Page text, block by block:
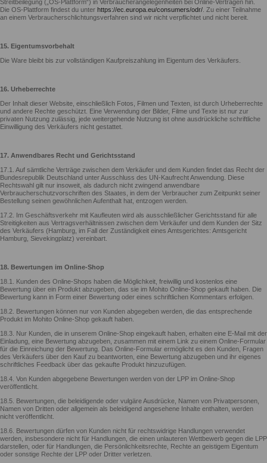
Streitbeilegung („OS-Plattform“) in Verbraucherangelegenheiten bei Online-Verträgen hin.
Die OS-Plattform findest du unter https://ec.europa.eu/consumers/odr/ . Zu einer Teilnahme
an einem Verbraucherschlichtungsverfahren sind wir nicht verpflichtet und nicht bereit.
15. Eigentumsvorbehalt
Die Ware bleibt bis zur vollständigen Kaufpreiszahlung im Eigentum des Verkäufers.
16. Urheberrechte
Der Inhalt dieser Website, einschließlich Fotos, Filmen und Texten, ist durch Urheberrechte
und andere Rechte geschützt. Eine Verwendung der Bilder, Filme und Texte ist nur zur
privaten Nutzung zulässig, jede weitergehende Nutzung ist ohne ausdrückliche schriftliche
Einwilligung des Verkäufers nicht gestattet.
17. Anwendbares Recht und Gerichtsstand
17.1. Auf sämtliche Verträge zwischen dem Verkäufer und dem Kunden findet das Recht der
Bundesrepublik Deutschland unter Ausschluss des UN-Kaufrecht Anwendung. Diese
Rechtswahl gilt nur insoweit, als dadurch nicht zwingend anwendbare
Verbraucherschutzvorschriften des Staates, in dem der Verbraucher zum Zeitpunkt seiner
Bestellung seinen gewöhnlichen Aufenthalt hat, entzogen werden.
17.2. Im Geschäftsverkehr mit Kaufleuten wird als ausschließlicher Gerichtsstand für alle
Streitigkeiten aus Vertragsverhältnissen zwischen dem Verkäufer und dem Kunden der Sitz
des Verkäufers (Hamburg, im Fall der Zuständigkeit eines Amtsgerichtes: Amtsgericht
Hamburg, Sievekingplatz) vereinbart.
18. Bewertungen im Online-Shop
18.1. Kunden des Online-Shops haben die Möglichkeit, freiwillig und kostenlos eine
Bewertung über ein Produkt abzugeben, das sie im Mohito Online-Shop gekauft haben. Die
Bewertung kann in Form einer Bewertung oder eines schriftlichen Kommentars erfolgen.
18.2. Bewertungen können nur von Kunden abgegeben werden, die das entsprechende
Produkt im Mohito Online-Shop gekauft haben.
18.3. Nur Kunden, die in unserem Online-Shop eingekauft haben, erhalten eine E-Mail mit der
Einladung, eine Bewertung abzugeben, zusammen mit einem Link zu einem Online-Formular
für die Einreichung der Bewertung. Das Online-Formular ermöglicht es den Kunden, Fragen
des Verkäufers über den Kauf zu beantworten, eine Bewertung abzugeben und ihr eigenes
schriftliches Feedback über das gekaufte Produkt hinzuzufügen.
18.4. Von Kunden abgegebene Bewertungen werden von der LPP im Online-Shop
veröffentlicht.
18.5. Bewertungen, die beleidigende oder vulgäre Ausdrücke, Namen von Privatpersonen,
Namen von Dritten oder allgemein als beleidigend angesehene Inhalte enthalten, werden
nicht veröffentlicht.
18.6. Bewertungen dürfen von Kunden nicht für rechtswidrige Handlungen verwendet
werden, insbesondere nicht für Handlungen, die einen unlauteren Wettbewerb gegen die LPP
darstellen, oder für Handlungen, die Persönlichkeitsrechte, Rechte an geistigem Eigentum
oder sonstige Rechte der LPP oder Dritter verletzen.